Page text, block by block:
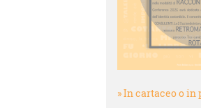
» In cartaceo o in